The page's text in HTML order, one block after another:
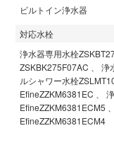
ビルトイン浄水器
対応水栓
浄水器専用水栓
ZSKBK275F07AC
浄
ルシャワー水栓
EfineZZKM6381EC
EfineZZKM6381ECM5
EfineZZKM6381ECM4